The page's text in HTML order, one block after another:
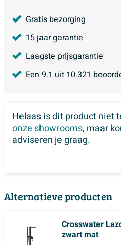
Gratis bezorging
15 jaar garantie
Laagste prijsgarantie
Een 9.1 uit 10.321
Helaas is dit product niet
onze showrooms, maar
adviseren je graag.
Alternatieve producten
Crosswater
zwart mat